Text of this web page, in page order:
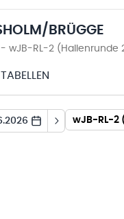
BRÜGGE
wJB-RL-2 (Hallenrunde
TABELLEN
wJB-RL-2